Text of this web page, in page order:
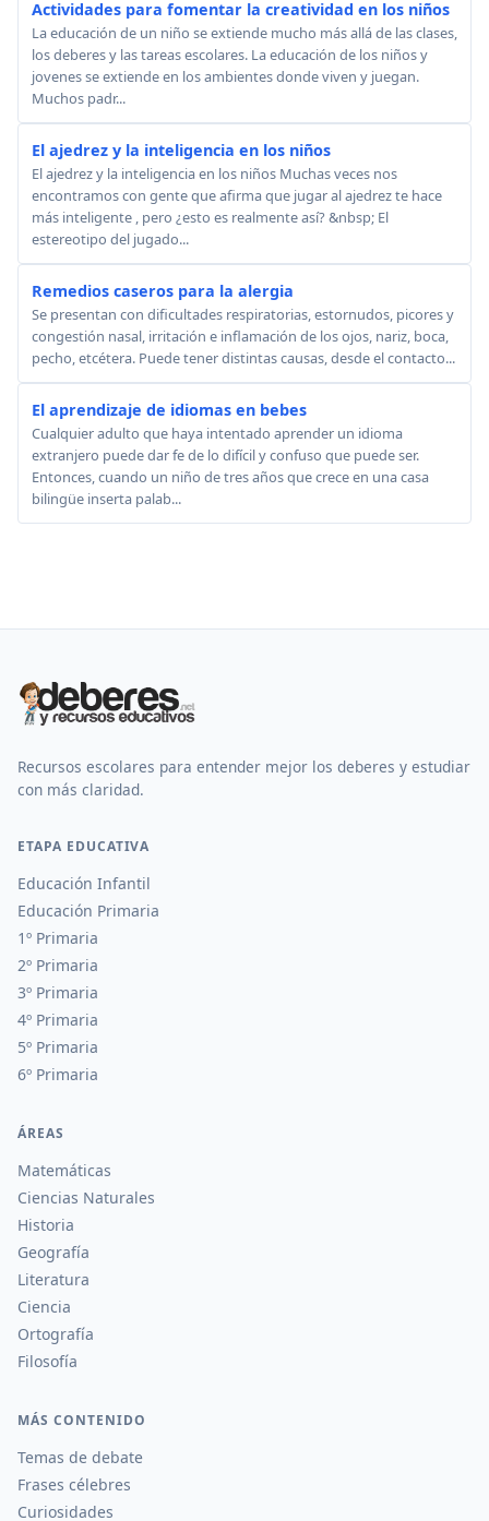
Actividades para fomentar la creatividad en los niños
La educación de un niño se extiende mucho más allá de las clases,
los deberes y las tareas escolares. La educación de los niños y
jovenes se extiende en los ambientes donde viven y juegan.
Muchos padr...
El ajedrez y la inteligencia en los niños
El ajedrez y la inteligencia en los niños Muchas veces nos
encontramos con gente que afirma que jugar al ajedrez te hace
más inteligente , pero ¿esto es realmente así? &nbsp; El
estereotipo del jugado...
Remedios caseros para la alergia
Se presentan con dificultades respiratorias, estornudos, picores y
congestión nasal, irritación e inflamación de los ojos, nariz, boca,
pecho, etcétera. Puede tener distintas causas, desde el contacto...
El aprendizaje de idiomas en bebes
Cualquier adulto que haya intentado aprender un idioma
extranjero puede dar fe de lo difícil y confuso que puede ser.
Entonces, cuando un niño de tres años que crece en una casa
bilingüe inserta palab...
Recursos escolares para entender mejor los deberes y estudiar
con más claridad.
ETAPA EDUCATIVA
Educación Infantil
Educación Primaria
1º Primaria
2º Primaria
3º Primaria
4º Primaria
5º Primaria
6º Primaria
ÁREAS
Matemáticas
Ciencias Naturales
Historia
Geografía
Literatura
Ciencia
Ortografía
Filosofía
MÁS CONTENIDO
Temas de debate
Frases célebres
Curiosidades